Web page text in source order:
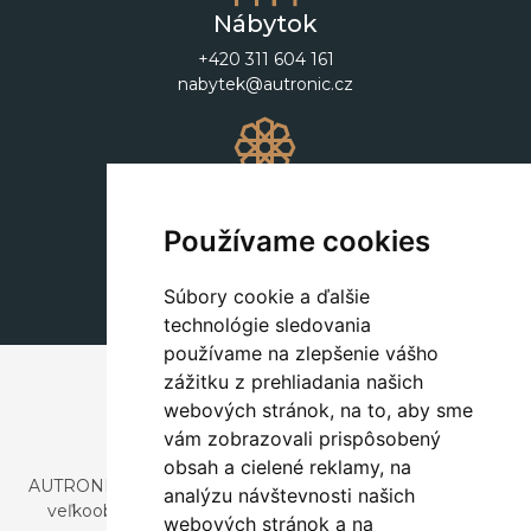
Používame cookies
Súbory cookie a ďalšie
technológie sledovania
používame na zlepšenie vášho
zážitku z prehliadania našich
webových stránok, na to, aby sme
vám zobrazovali prispôsobený
obsah a cielené reklamy, na
analýzu návštevnosti našich
webových stránok a na
Nábytok
+420 311 604 161
nabytek@autronic.cz
+420 311 604 182
dekorace@autronic.cz
AUTRONIC, s.r.o. je spoločnosť zaoberajúca sa dovozom a
veľkoobchodným predajom dizajnového aj štýlového